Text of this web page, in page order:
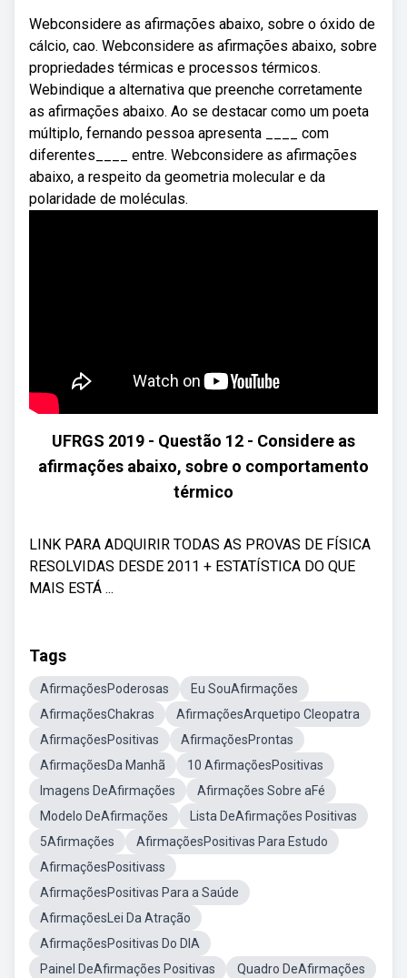
Webconsidere as afirmações abaixo, sobre o óxido de
cálcio, cao. Webconsidere as afirmações abaixo, sobre
propriedades térmicas e processos térmicos.
Webindique a alternativa que preenche corretamente
as afirmações abaixo. Ao se destacar como um poeta
múltiplo, fernando pessoa apresenta ____ com
diferentes____ entre. Webconsidere as afirmações
abaixo, a respeito da geometria molecular e da
polaridade de moléculas.
UFRGS 2019 - Questão 12 - Considere as
afirmações abaixo, sobre o comportamento
térmico
LINK PARA ADQUIRIR TODAS AS PROVAS DE FÍSICA
RESOLVIDAS DESDE 2011 + ESTATÍSTICA DO QUE
MAIS ESTÁ ...
Tags
AfirmaçõesPoderosas
Eu SouAfirmações
AfirmaçõesChakras
AfirmaçõesArquetipo Cleopatra
AfirmaçõesPositivas
AfirmaçõesProntas
AfirmaçõesDa Manhã
10 AfirmaçõesPositivas
Imagens DeAfirmações
Afirmações Sobre aFé
Modelo DeAfirmações
Lista DeAfirmações Positivas
5Afirmações
AfirmaçõesPositivas Para Estudo
AfirmaçõesPositivass
AfirmaçõesPositivas Para a Saúde
AfirmaçõesLei Da Atração
AfirmaçõesPositivas Do DIA
Painel DeAfirmações Positivas
Quadro DeAfirmações